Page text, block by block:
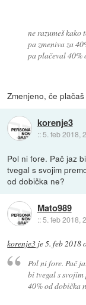
ne razumeš kako
pa zmeniva za
pa plačeval 40%
Zmenjeno, če
korenje3
:: 5. feb 2018,
Pol ni fore. Pač jaz
tvegal s svojim
od dobička ne?
Mato989
::5. feb 2018,
korenje3 je5. feb 2018
Pol ni fore. Pač
bi tvegal s
40% od dobička